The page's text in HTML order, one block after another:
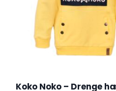
Koko Noko – Drenge